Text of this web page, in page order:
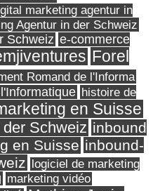
marketing agentur in
Agentur in der Schweiz
Schweiz e-commerce
Forel
Romand de l'Informa
histoire de
en Suisse
Schweiz inbound
en Suisse inbound-
logiciel de marketing
marketing vidéo